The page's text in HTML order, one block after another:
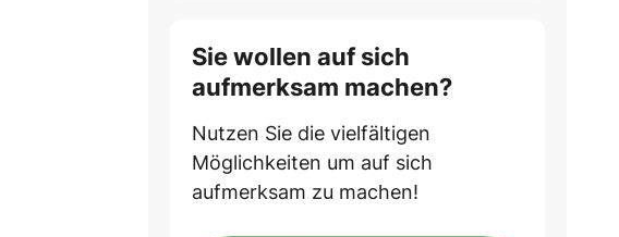
Sie wollen auf sich
aufmerksam machen?
Nutzen Sie die vielfältigen
Möglichkeiten um auf sich
aufmerksam zu machen!